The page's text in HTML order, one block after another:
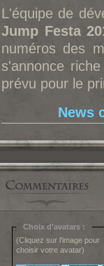
L'équipe de
Jump Festa
numéros des
s'annonce
prévu pour le
News
Choix d'avatars :
(Cliquez sur l'image pour
choisir votre avatar)